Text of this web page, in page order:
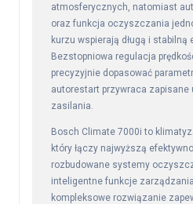
atmosferycznych, natomiast
oraz funkcja oczyszczania
kurzu wspierają długą i stabilną
Bezstopniowa regulacja
precyzyjnie dopasować
autorestart przywraca zapisane
zasilania.
Bosch Climate 7000i to
który łączy najwyższą
rozbudowane systemy
inteligentne funkcje
kompleksowe rozwiązanie